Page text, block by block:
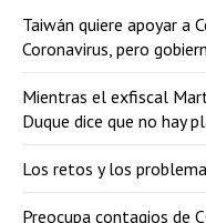
Taiwán quiere apoyar a
Coronavirus, pero
Mientras el exfiscal
Duque dice que no hay
Los retos y los
Preocupa contagios de